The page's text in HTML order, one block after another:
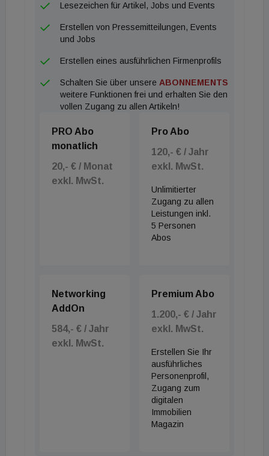
Lesezeichen für Artikel, Jobs und Events
Erstellen von Pressemitteilungen, Events
und Jobs
Erstellen eines ausführlichen Firmenprofils
Schalten Sie über unsere ABONNEMENTS
weitere Funktionen frei und erhalten Sie den
vollen Zugang zu allen Artikeln!
PRO Abo
monatlich
20,- € / Monat
exkl. MwSt.
Pro Abo
120,- € / Jahr
exkl. MwSt.
Unlimitierter
Zugang zu allen
Leistungen inkl.
5 Personen
Abos
Networking
AddOn
584,- € / Jahr
exkl. MwSt.
Premium Abo
1.200,- € / Jahr
exkl. MwSt.
Erstellen Sie Ihr
ausführliches
Personenprofil,
Zugang zum
digitalen
Immobilien
Magazin